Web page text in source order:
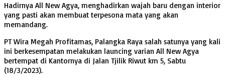
Hadirnya All New Agya, menghadirkan wajah baru dengan interior
yang pasti akan membuat terpesona mata yang akan
memandang.
PT Wira Megah Profitamas, Palangka Raya salah satunya yang kali
ini berkesempatan melakukan launcing varian All New Agya
bertempat di Kantornya di Jalan Tjilik Riwut km 5, Sabtu
(18/3/2023).